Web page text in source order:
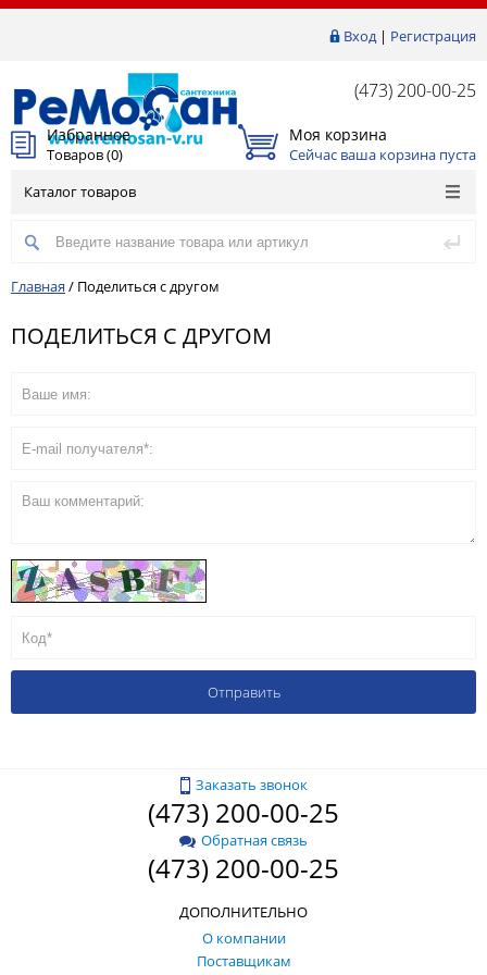
Вход| Регистрация
(473) 200-00-25
Избранное
Товаров (0)
Моя корзина
Сейчас ваша корзина пуста
Каталог товаров
Главная / Поделиться с другом
ПОДЕЛИТЬСЯ С ДРУГОМ
Заказать звонок
(473) 200-00-25
Обратная связь
(473) 200-00-25
ДОПОЛНИТЕЛЬНО
О компании
Поставщикам